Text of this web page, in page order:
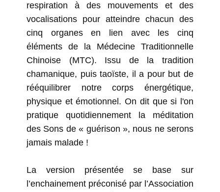
respiration à des mouvements et des
vocalisations pour atteindre chacun des
cinq organes en lien avec les cinq
éléments de la Médecine Traditionnelle
Chinoise (MTC). Issu de la tradition
chamanique, puis taoïste, il a pour but de
rééquilibrer notre corps énergétique,
physique et émotionnel. On dit que si l'on
pratique quotidiennement la méditation
des Sons de « guérison », nous ne serons
jamais malade !
La version présentée se base sur
l’enchainement préconisé par l’Association